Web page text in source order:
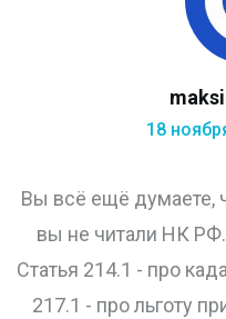
18
Вы всё ещё думаете,
вы не читали НК
Статья 214.1 - про
217.1 - про льготу